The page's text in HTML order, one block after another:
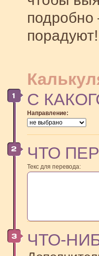
подробно
порадуют!
С
Направление:
ЧТО
Текс для перевода:
ЧТО-